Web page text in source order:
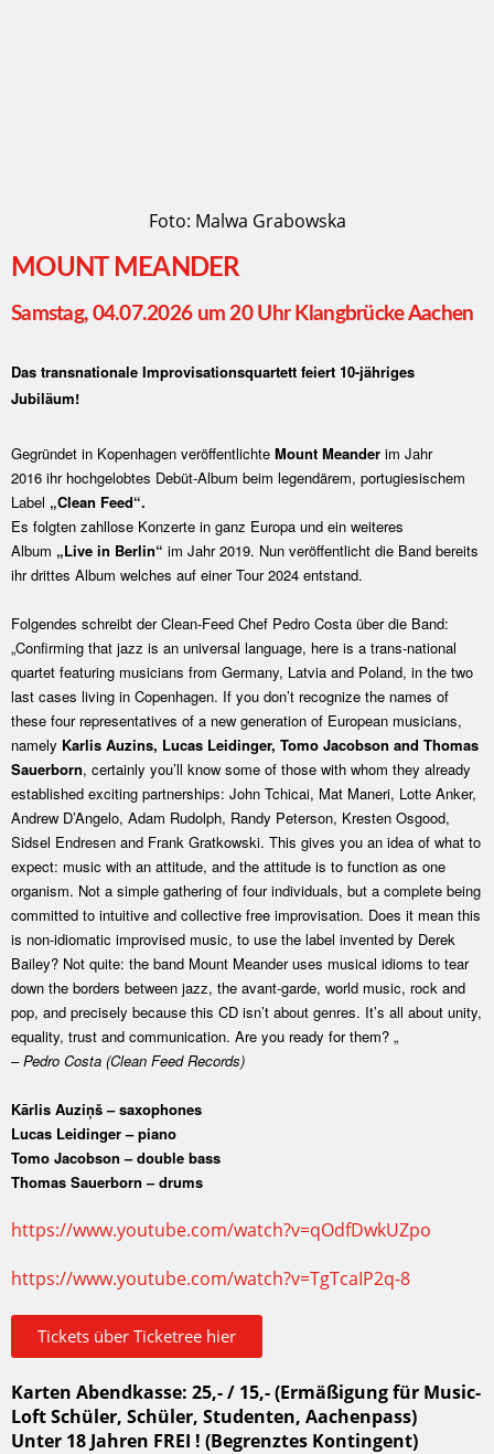
Foto: Malwa Grabowska
MOUNT MEANDER
Samstag, 04.07.2026 um 20 Uhr Klangbrücke Aachen
Das transnationale Improvisationsquartett feiert 10-jähriges
Jubiläum!
Gegründet in Kopenhagen veröffentlichte Mount Meander im Jahr
2016 ihr hochgelobtes Debüt-Album beim legendärem, portugiesischem
Label „Clean Feed“.
Es folgten zahllose Konzerte in ganz Europa und ein weiteres
Album „Live in Berlin“ im Jahr 2019. Nun veröffentlicht die Band bereits
ihr drittes Album welches auf einer Tour 2024 entstand.
Folgendes schreibt der Clean-Feed Chef Pedro Costa über die Band:
„Confirming that jazz is an universal language, here is a trans-national
quartet featuring musicians from Germany, Latvia and Poland, in the two
last cases living in Copenhagen. If you don’t recognize the names of
these four representatives of a new generation of European musicians,
namely Karlis Auzins, Lucas Leidinger, Tomo Jacobson and Thomas
Sauerborn, certainly you’ll know some of those with whom they already
established exciting partnerships: John Tchicai, Mat Maneri, Lotte Anker,
Andrew D’Angelo, Adam Rudolph, Randy Peterson, Kresten Osgood,
Sidsel Endresen and Frank Gratkowski. This gives you an idea of what to
expect: music with an attitude, and the attitude is to function as one
organism. Not a simple gathering of four individuals, but a complete being
committed to intuitive and collective free improvisation. Does it mean this
is non-idiomatic improvised music, to use the label invented by Derek
Bailey? Not quite: the band Mount Meander uses musical idioms to tear
down the borders between jazz, the avant-garde, world music, rock and
pop, and precisely because this CD isn’t about genres. It’s all about unity,
equality, trust and communication. Are you ready for them? „
– Pedro Costa (Clean Feed Records)
Kārlis Auziņš – saxophones
Lucas Leidinger – piano
Tomo Jacobson – double bass
Thomas Sauerborn – drums
https://www.youtube.com/watch?v=qOdfDwkUZpo
https://www.youtube.com/watch?v=TgTcaIP2q-8
Tickets über Ticketree hier
Karten Abendkasse: 25,- / 15,- (Ermäßigung für Music-
Loft Schüler, Schüler, Studenten, Aachenpass)
Unter 18 Jahren FREI ! (Begrenztes Kontingent)